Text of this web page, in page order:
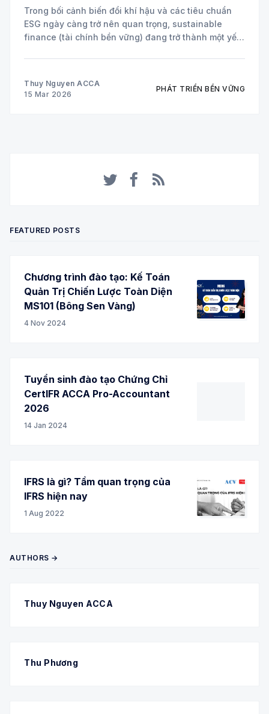
Trong bối cảnh biến đổi khí hậu và các tiêu chuẩn
ESG ngày càng trở nên quan trọng, sustainable
finance (tài chính bền vững) đang trở thành một yếu
Thuy Nguyen ACCA
15 Mar 2026
PHÁT TRIỂN BỀN VỮNG
FEATURED POSTS
Chương trình đào tạo: Kế Toán
Quản Trị Chiến Lược Toàn Diện
MS101 (Bông Sen Vàng)
4 Nov 2024
Tuyển sinh đào tạo Chứng Chỉ
CertIFR ACCA Pro-Accountant
2026
14 Jan 2024
IFRS là gì? Tầm quan trọng của
IFRS hiện nay
1 Aug 2022
AUTHORS →
Thuy Nguyen ACCA
Thu Phương